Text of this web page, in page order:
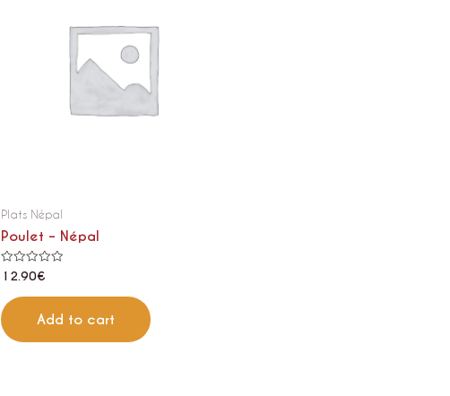
Plats Népal
Poulet – Népal
Rated
0
out
of
5
12.90€
Add to cart